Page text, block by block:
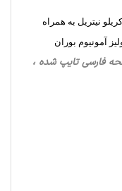
نیتریل به همراه
الیاف و شیمی نساجی، 13 صفحه فارسی تایپ شده ،